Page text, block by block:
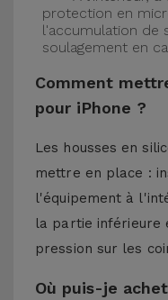
protection en
l'accumulation de
soulagement en
Comment
pour iPhone ?
Les housses en
mettre en place :
l'équipement à
la partie inférieure
pression sur les
Où puis-je